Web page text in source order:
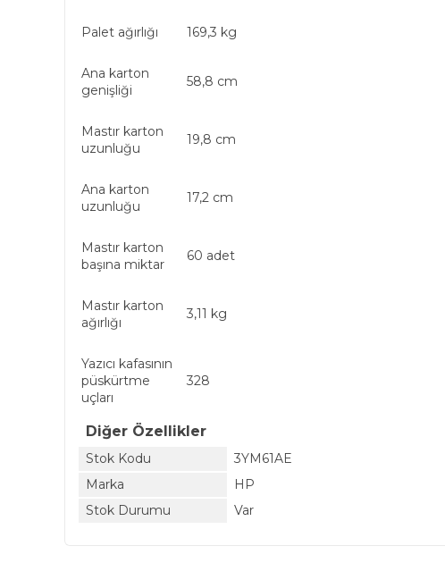
Palet ağırlığı 169,3 kg
Ana karton
genişliği
58,8 cm
Mastır karton
uzunluğu
19,8 cm
Ana karton
uzunluğu
17,2 cm
Mastır karton
başına miktar
60 adet
Mastır karton
ağırlığı
3,11 kg
Yazıcı kafasının
püskürtme
uçları
328
Diğer Özellikler
Stok Kodu
3YM61AE
Marka
HP
Stok Durumu
Var